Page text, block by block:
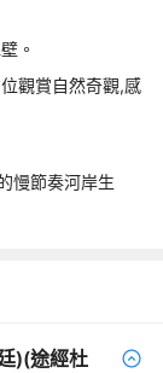
。
觀賞自然奇觀,感
慢節奏河岸生
)(途經杜